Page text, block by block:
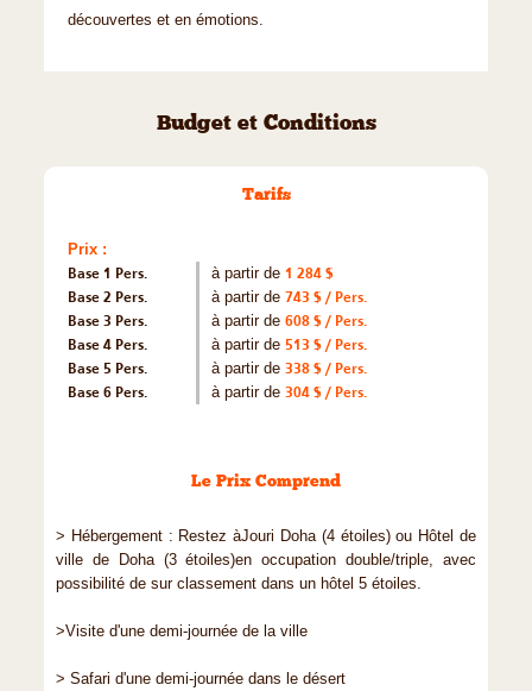
découvertes et en émotions.
Budget et Conditions
Tarifs
Prix :
Base 1 Pers.
à partir de 1 284 $
Base 2 Pers.
à partir de 743 $ / Pers.
Base 3 Pers.
à partir de 608 $ / Pers.
Base 4 Pers.
à partir de 513 $ / Pers.
Base 5 Pers.
à partir de 338 $ / Pers.
Base 6 Pers.
à partir de 304 $ / Pers.
Le Prix Comprend
> Hébergement : Restez àJouri Doha (4 étoiles) ou Hôtel de
ville de Doha (3 étoiles)en occupation double/triple, avec
possibilité de sur classement dans un hôtel 5 étoiles.
>Visite d'une demi-journée de la ville
> Safari d'une demi-journée dans le désert